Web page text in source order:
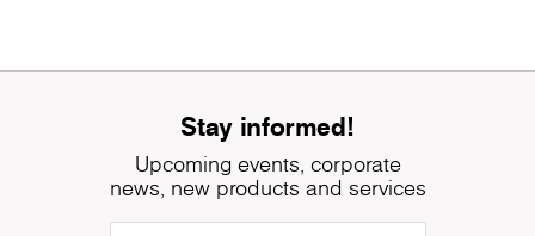
Stay informed!
Upcoming events, corporate
news, new products and services